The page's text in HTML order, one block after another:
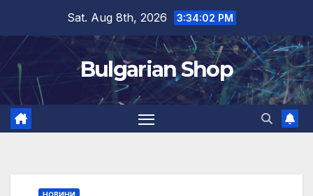
content
Sat. Aug 8th, 2026 3:34:03 PM
Bulgarian Shop